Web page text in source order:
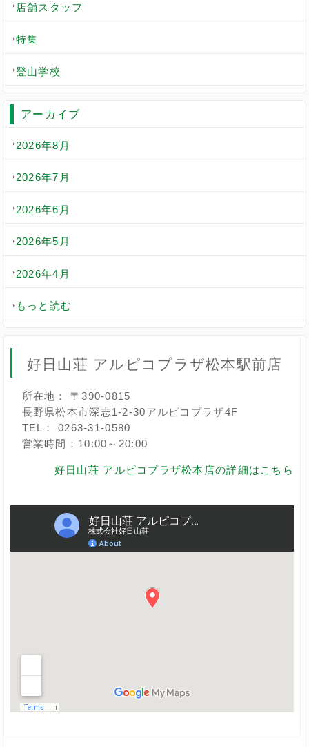
店舗スタッフ
特集
登山学校
アーカイブ
2026年8月
2026年7月
2026年6月
2026年5月
2026年4月
もっと読む
好日山荘 アルピコプラザ松本駅前店
所在地： 〒390-0815
長野県松本市深志1-2-30アルピコプラザ4F
TEL： 0263-31-0580
営業時間：10:00～20:00
好日山荘 アルピコプラザ松本店の詳細はこちら